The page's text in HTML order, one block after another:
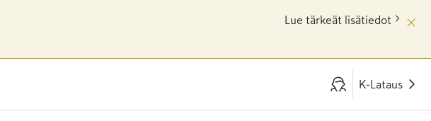
Lue tärkeät lisätiedot
K-Lataus